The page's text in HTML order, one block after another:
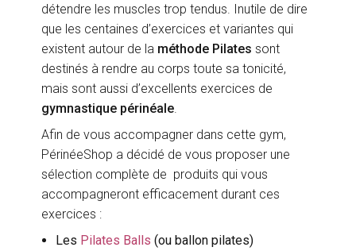
détendre les muscles trop tendus. Inutile de dire
que les centaines d’exercices et variantes qui
existent autour de la méthode Pilates sont
destinés à rendre au corps toute sa tonicité,
mais sont aussi d’excellents exercices de
gymnastique périnéale
Afin de vous accompagner dans cette gym,
PérinéeShop a décidé de vous proposer une
sélection complète de produits qui vous
accompagneront efficacement durant ces
exercices :
Les Pilates Balls (ou ballon pilates)